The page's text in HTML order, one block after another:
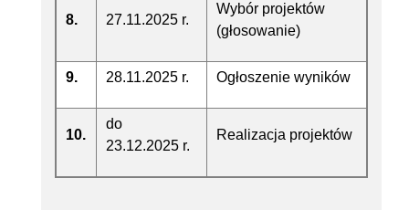
8. 27.11.2025 r.
Wybór projektów
(głosowanie)
9. 28.11.2025 r. Ogłoszenie wyników
10.
do
23.12.2025 r.
Realizacja projektów